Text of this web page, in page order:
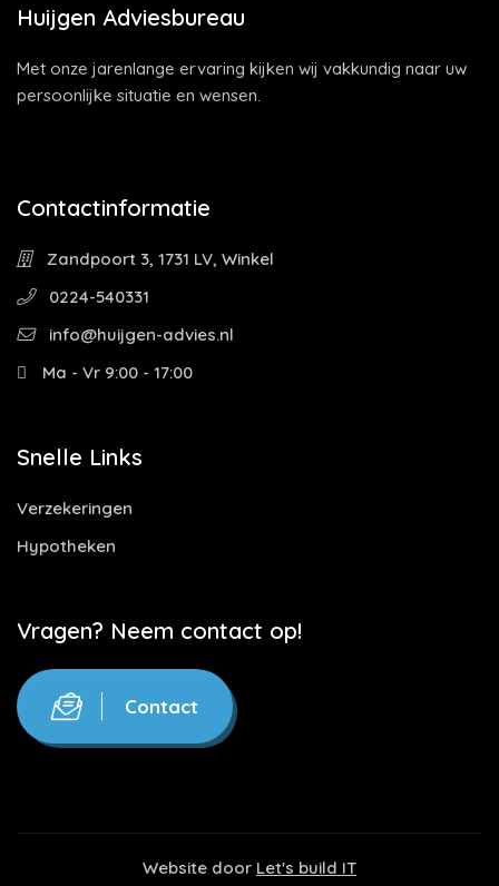
Huijgen Adviesbureau
Met onze jarenlange ervaring kijken wij vakkundig naar uw
persoonlijke situatie en wensen.
Contactinformatie
Zandpoort 3, 1731 LV, Winkel
0224-540331
info@huijgen-advies.nl
Ma - Vr 9:00 - 17:00
Snelle Links
Verzekeringen
Hypotheken
Vragen? Neem contact op!
Contact
Website door Let's build IT